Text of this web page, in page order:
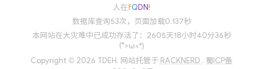
欢迎(':uN
数据库查询53次，页面加载0.137秒
本网站在大灾难中已成功存活了：2605天18小时40分36秒
(*>ω<*)
Copyright © 2026 TDEH. 网站托管于 RACKNERD . 蜀ICP备